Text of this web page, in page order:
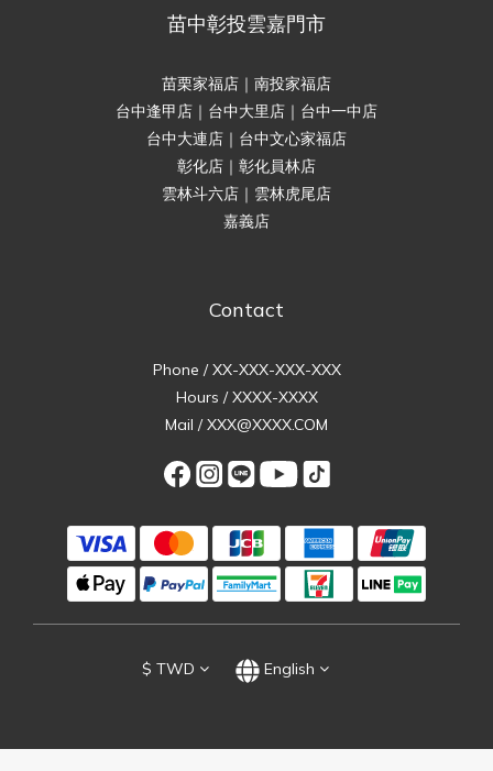
苗中彰投雲嘉門市
苗栗家福店｜南投家福店
台中逢甲店｜台中大里店｜台中一中店
台中大連店｜台中文心家福店
彰化店｜彰化員林店
雲林斗六店｜雲林虎尾店
嘉義店
Contact
Phone / XX-XXX-XXX-XXX
Hours / XXXX-XXXX
Mail / XXX@XXXX.COM
$ TWD English